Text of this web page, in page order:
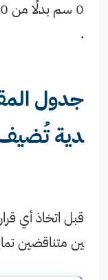
.
جدول
دية
قبل اتخاذ أي
ين متناقضين